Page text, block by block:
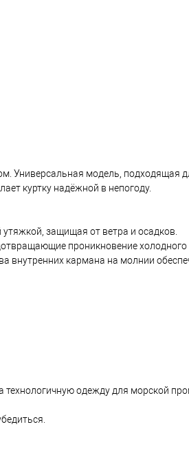
Универсальная модель, подходящая
куртку надёжной в непогоду.
защищая от ветра и осадков.
проникновение холодного
кармана на молнии
одежду для морской